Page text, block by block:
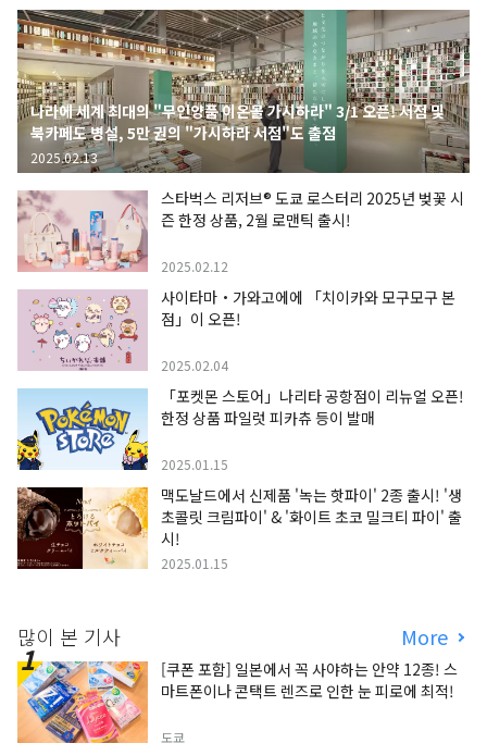
나라에 세계 최대의 "무인양품 이온몰 가시하라" 3/1 오픈! 서점 및
북카페도 병설, 5만 권의 "가시하라 서점"도 출점
2025.02.13
스타벅스 리저브® 도쿄 로스터리 2025년 벚꽃 시
즌 한정 상품, 2월 로맨틱 출시!
2025.02.12
사이타마・가와고에에 「치이카와 모구모구 본
점」이 오픈!
2025.02.04
「포켓몬 스토어」나리타 공항점이 리뉴얼 오픈!
한정 상품 파일럿 피카츄 등이 발매
2025.01.15
맥도날드에서 신제품 '녹는 핫파이' 2종 출시! '생
초콜릿 크림파이' & '화이트 초코 밀크티 파이' 출
시!
2025.01.15
많이 본 기사 More
[쿠폰 포함] 일본에서 꼭 사야하는 안약 12종! 스
마트폰이나 콘택트 렌즈로 인한 눈 피로에 최적!
도쿄